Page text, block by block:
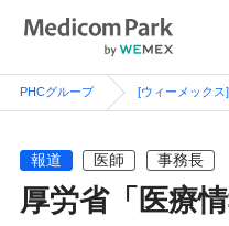
PHCグループ [ウィーメック
報道 医師 事務長
厚労省「医療